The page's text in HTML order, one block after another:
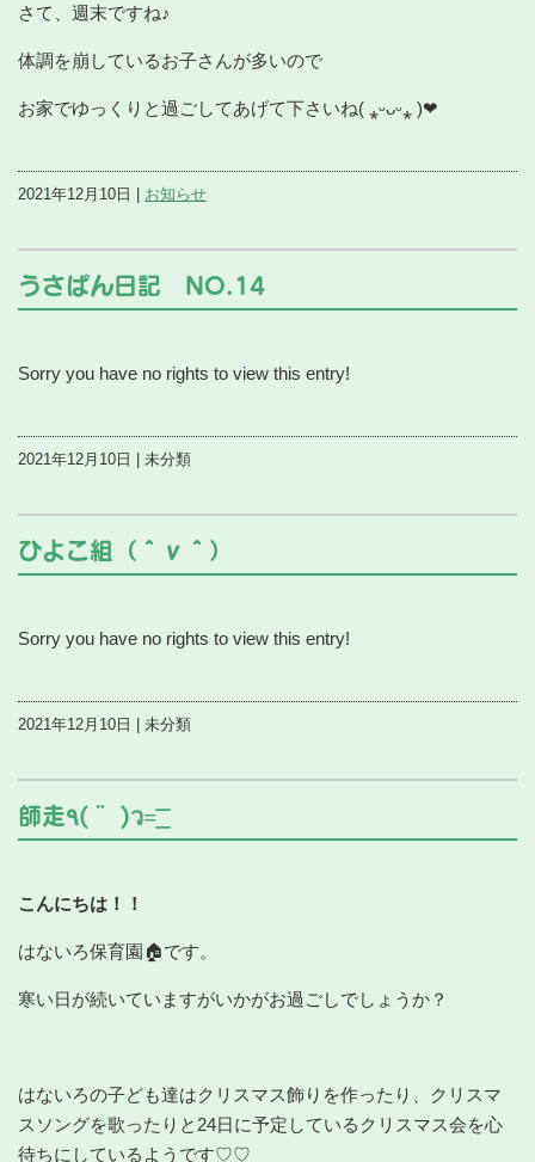
さて、週末ですね♪
体調を崩しているお子さんが多いので
お家でゆっくりと過ごしてあげて下さいね( ⁎ᵕᴗᵕ⁎ )❤︎
2021年12月10日 | お知らせ
うさぱん日記 NO.14
Sorry you have no rights to view this entry!
2021年12月10日 | 未分類
ひよこ組（＾ν＾）
Sorry you have no rights to view this entry!
2021年12月10日 | 未分類
師走٩(¨ )ว=͟͟͞͞
こんにちは！！
はないろ保育園🏠です。
寒い日が続いていますがいかがお過ごしでしょうか？
はないろの子ども達はクリスマス飾りを作ったり、クリスマ
スソングを歌ったりと24日に予定しているクリスマス会を心
待ちにしているようです♡♡